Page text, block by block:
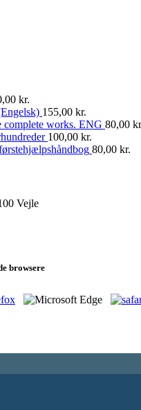
kr.
155,00 kr.
complete works. ENG 80,00
100,00 kr.
80,00 kr.
Vejle
browsere